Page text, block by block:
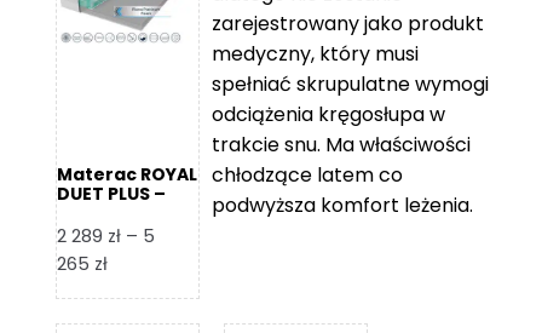
Materac ROYAL
DUET PLUS –
2 289 zł – 5
265 złZakres
od
zarejestrowany jako produkt
medyczny, który musi
spełniać skrupulatne wymogi
odciążenia kręgosłupa w
trakcie snu. Ma właściwości
chłodzące latem co
podwyższa komfort leżenia.